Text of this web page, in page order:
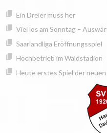
springen
zum
Inhalt
Ein Dreier muss her
Viel los am Sonntag –
Saarlandliga Eröffnungsspiel
Hochbetrieb im Waldstadion
Heute erstes Spiel der neuen